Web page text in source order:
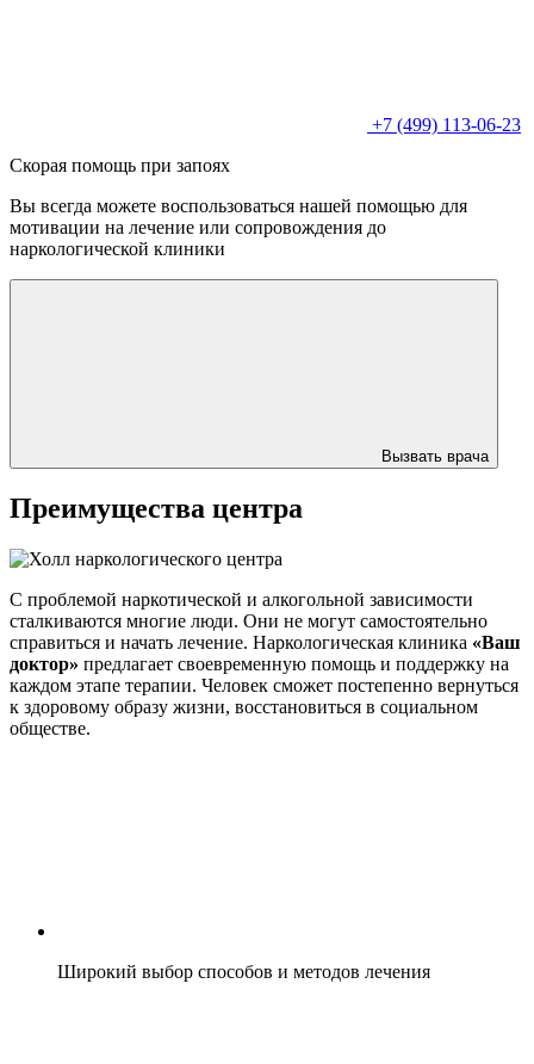
+7 (499) 113-06-23
Скорая помощь при запоях
Вы всегда можете воспользоваться нашей помощью для
мотивации на лечение или сопровождения до
наркологической клиники
Вызвать врача
Преимущества центра
С проблемой наркотической и алкогольной зависимости
сталкиваются многие люди. Они не могут самостоятельно
справиться и начать лечение. Наркологическая клиника «Ваш
доктор» предлагает своевременную помощь и поддержку на
каждом этапе терапии. Человек сможет постепенно вернуться
к здоровому образу жизни, восстановиться в социальном
обществе.
Широкий выбор способов и методов лечения